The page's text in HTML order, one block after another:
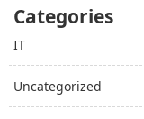
Categories
IT
Uncategorized